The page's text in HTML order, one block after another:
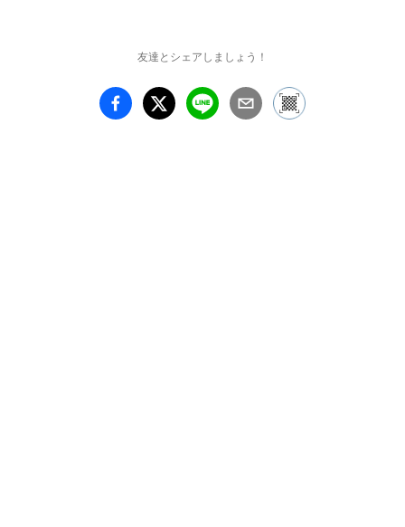
友達とシェアしましょう！